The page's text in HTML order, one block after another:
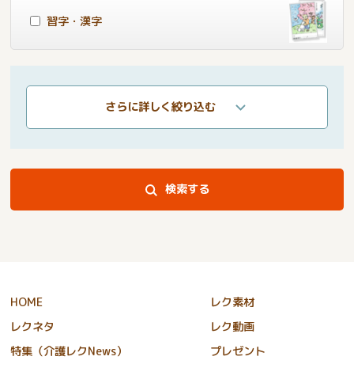
習字・漢字
さらに詳しく絞り込む
検索する
HOME
レク素材
レクネタ
レク動画
特集（介護レクNews）
プレゼント